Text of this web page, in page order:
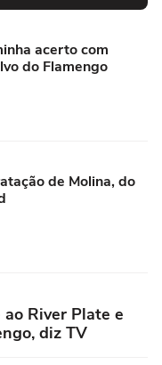
acerto com
do Flamengo
de Molina, do
River Plate e
diz TV